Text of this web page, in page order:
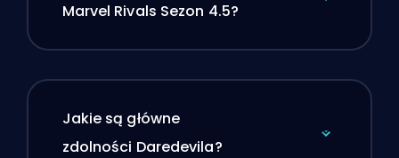
Marvel Rivals Sezon 4.5?
Jakie są główne
zdolności Daredevila?